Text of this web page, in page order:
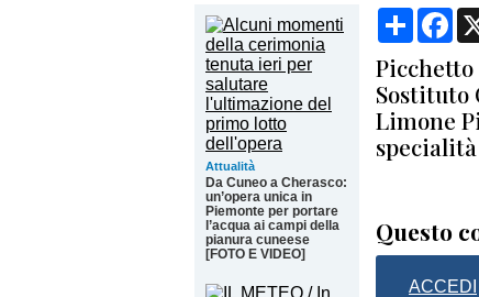
Attualità
Da Cuneo a Cherasco:
un’opera unica in
Piemonte per portare
l’acqua ai campi della
pianura cuneese
[FOTO E VIDEO]
Picchetto
Sostituto
Limone
Questo
ACCEDI